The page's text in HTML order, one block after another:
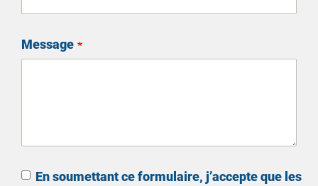
Message
En soumettant ce formulaire, j’accepte que les